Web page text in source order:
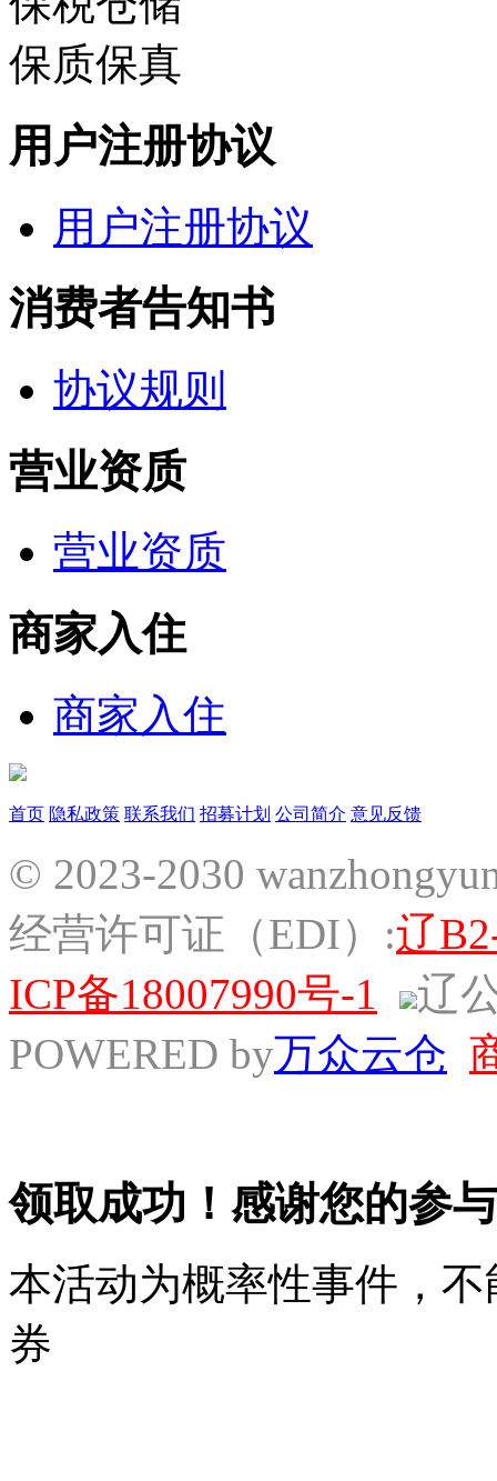
保质保真
用户注册协议
用户注册协议
消费者告知书
协议规则
营业资质
营业资质
商家入住
商家入住
首页 隐私政策 联系我们 招募计划 公司简介 意见反馈
© 2023-2030
经营许可证（EDI）:辽
ICP备18007990号-1
辽
POWERED by万众云仓
领取成功！感谢您的参
本活动为概率性事件，
券